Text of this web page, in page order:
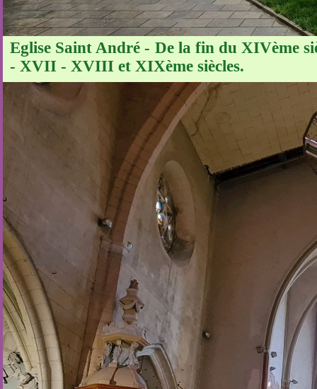
Eglise Saint André - De la fin du XIVème
- XVII - XVIII et XIXème siècles.